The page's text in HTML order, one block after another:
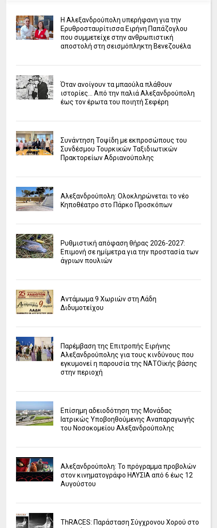
Η Αλεξανδρούπολη υπερήφανη για την
Ερυθροσταυρίτισσα Ειρήνη Παπάζογλου
που συμμετείχε στην ανθρωπιστική
αποστολή στη σεισμόπληκτη Βενεζουέλα
Όταν ανοίγουν τα μπαούλα πλάθουν
ιστορίες... Από την παλιά Αλεξανδρούπολη
έως τον έρωτα του ποιητή Σεφέρη
Συνάντηση Τοψίδη με εκπροσώπους του
Συνδέσμου Τουρκικών Ταξιδιωτικών
Πρακτορείων Αδριανούπολης
Αλεξανδρούπολη: Ολοκληρώνεται το νέο
Κηποθέατρο στο Πάρκο Προσκόπων
Ρυθμιστική απόφαση θήρας 2026-2027:
Επιμονή σε ημίμετρα για την προστασία των
άγριων πουλιών
Αντάμωμα 9 Χωριών στη Λάδη
Διδυμοτείχου
Παρέμβαση της Επιτροπής Ειρήνης
Αλεξανδρούπολης για τους κινδύνους που
εγκυμονεί η παρουσία της ΝΑΤΟϊκής βάσης
στην περιοχή
Επίσημη αδειοδότηση της Μονάδας
Ιατρικώς Υποβοηθούμενης Αναπαραγωγής
του Νοσοκομείου Αλεξανδρούπολης
Αλεξανδρούπολη: Το πρόγραμμα προβολών
στον κινηματογράφο ΗΛΥΣΙΑ από 6 έως 12
Αυγούστου
ΤhRACES: Παράσταση Σύγχρονου Χορού στο